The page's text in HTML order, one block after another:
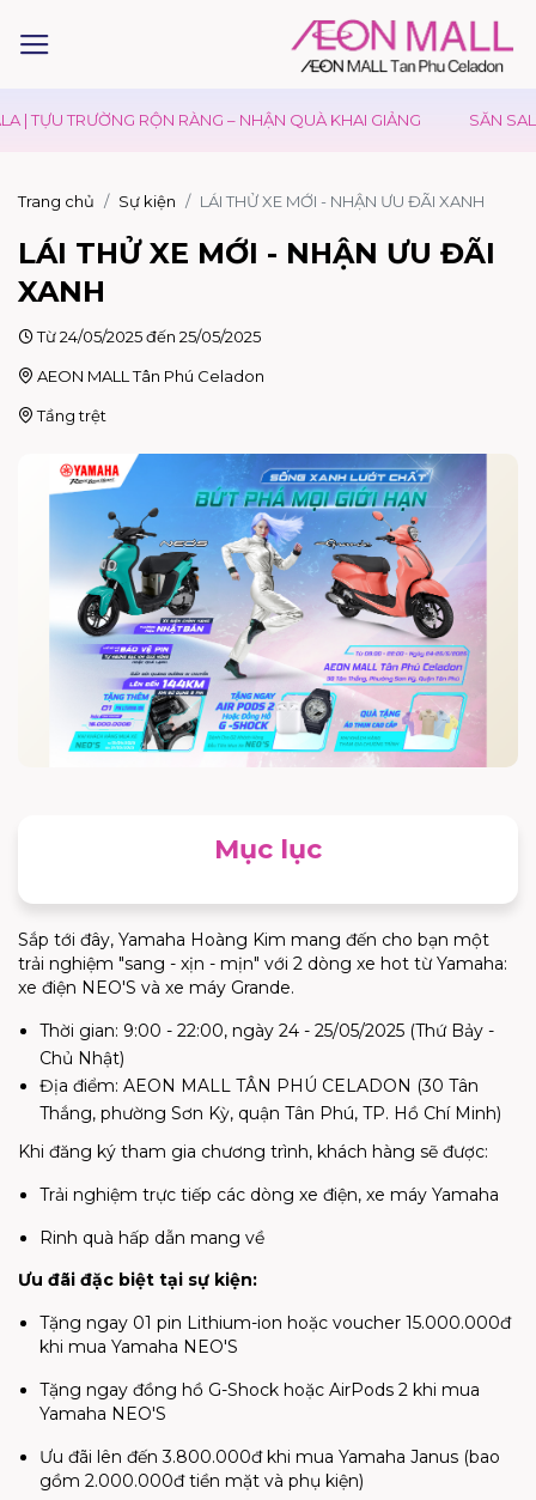
TRƯỜNG RỘN RÀNG – NHẬN QUÀ KHAI GIẢNG SĂN SALE
Trang chủ Sự kiện LÁI THỬ XE MỚI - NHẬN ƯU ĐÃI XANH
LÁI THỬ XE MỚI - NHẬN ƯU ĐÃI
XANH
Từ 24/05/2025 đến 25/05/2025
AEON MALL Tân Phú Celadon
Tầng trệt
Mục lục
Sắp tới đây, Yamaha Hoàng Kim mang đến cho bạn một
trải nghiệm "sang - xịn - mịn" với 2 dòng xe hot từ Yamaha:
xe điện NEO'S và xe máy Grande.
Thời gian: 9:00 - 22:00, ngày 24 - 25/05/2025 (Thứ Bảy -
Chủ Nhật)
Địa điểm: AEON MALL TÂN PHÚ CELADON (30 Tân
Thắng, phường Sơn Kỳ, quận Tân Phú, TP. Hồ Chí Minh)
Khi đăng ký tham gia chương trình, khách hàng sẽ được:
Trải nghiệm trực tiếp các dòng xe điện, xe máy Yamaha
Rinh quà hấp dẫn mang về
Ưu đãi đặc biệt tại sự kiện:
Tặng ngay 01 pin Lithium-ion hoặc voucher 15.000.000đ
khi mua Yamaha NEO'S
Tặng ngay đồng hồ G-Shock hoặc AirPods 2 khi mua
Yamaha NEO'S
Ưu đãi lên đến 3.800.000đ khi mua Yamaha Janus (bao
gồm 2.000.000đ tiền mặt và phụ kiện)